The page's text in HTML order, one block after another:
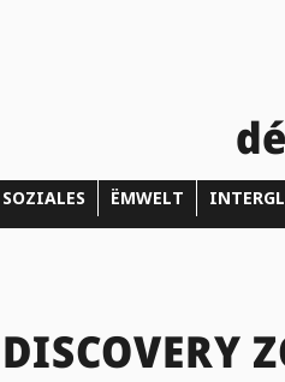
SOZIALES ËMWELT
DISCOVERY